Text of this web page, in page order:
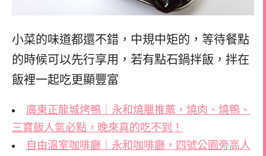
小菜的味道都還不錯，中規中矩的，等待餐點
的時候可以先行享用，若有點石鍋拌飯，拌在
飯裡一起吃更顯豐富
廣東正龍城烤鴨｜永和燒臘推薦，燒肉、燒鴨、
三寶飯人氣必點，晚來真的吃不到！
自由溫室咖啡廳｜永和咖啡廳，四號公園旁高人